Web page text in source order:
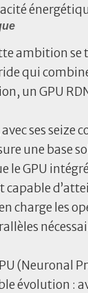
ambition se
qui
un GPU
avec ses seize
une base
le GPU
capable
charge les
(Neuronal
évolution :